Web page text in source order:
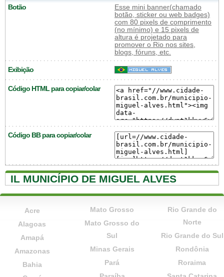
Botão
Esse mini banner(chamado
botão, sticker ou web badges)
com 80 pixels de comprimento
(no mínimo) e 15 pixels de
altura é projetado para
promover o Rio nos sites,
blogs, fóruns, etc.
Exibição
Código HTML para copiar/colar
Código BB para copiar/colar
IL MUNICÍPIO DE MIGUEL ALVES
Acre
Alagoas
Amapá
Amazonas
Bahia
Mato Grosso
Mato Grosso do
Sul
Minas Gerais
Pará
Rio Grande do
Norte
Rio Grande do Sul
Rondônia
Roraima